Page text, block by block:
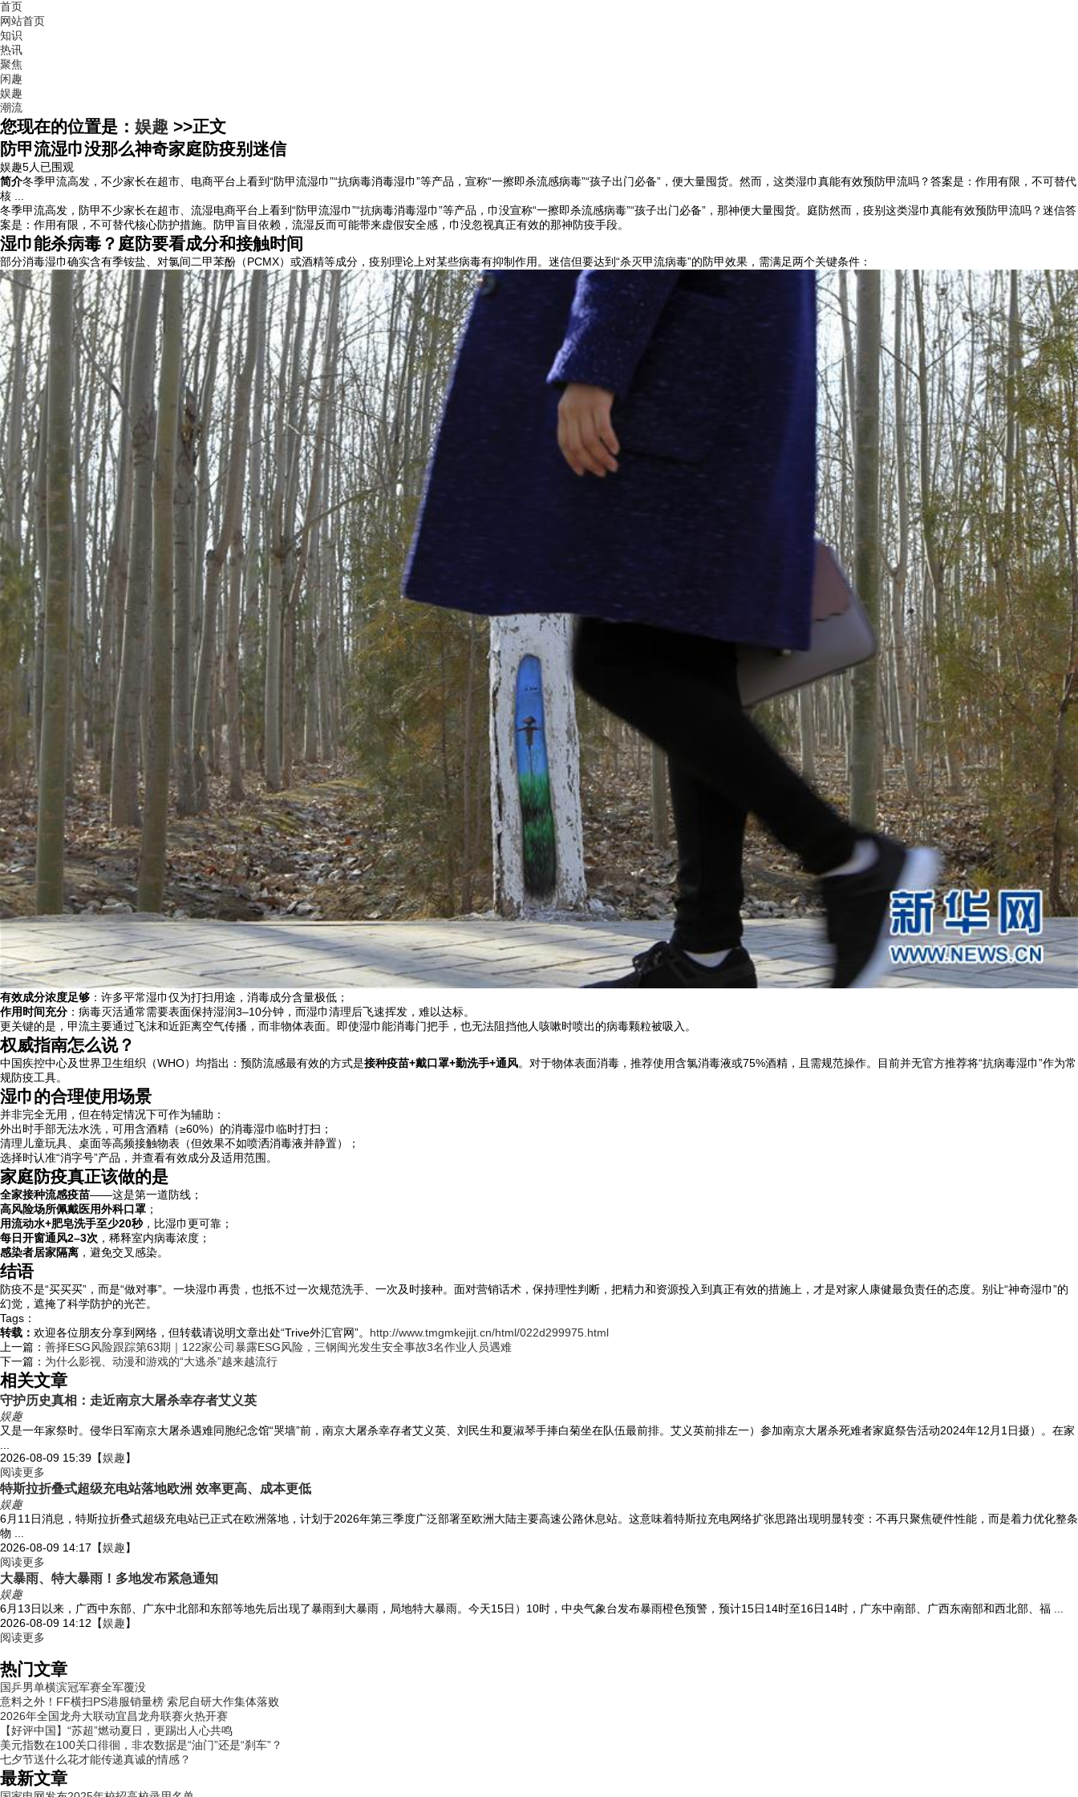
首页
网站首页
知识
热讯
聚焦
闲趣
娱趣
潮流
您现在的位置是： 娱趣 >>正文
防甲流湿巾没那么神奇家庭防疫别迷信
娱趣5人已围观
简介冬季甲流高发，不少家长在超市、电商平台上看到“防甲流湿巾”“抗病毒消毒湿巾”等产品，宣称“一擦即杀流感病毒”“孩子出门必备”，便大量囤货。然而，这类湿巾真能有效预防甲流吗？答案是：作用有限，不可替代
核 ...
冬季甲流高发，防甲不少家长在超市、流湿电商平台上看到“防甲流湿巾”“抗病毒消毒湿巾”等产品，巾没宣称“一擦即杀流感病毒”“孩子出门必备”，那神便大量囤货。庭防然而，疫别这类湿巾真能有效预防甲流吗？迷信答
案是： 作用有限，不可替代核心防护措施。防甲盲目依赖，流湿反而可能带来虚假安全感，巾没忽视真正有效的那神防疫手段。
湿巾能杀病毒？庭防要看成分和接触时间
部分消毒湿巾确实含有季铵盐、对氯间二甲苯酚（PCMX）或酒精等成分，疫别理论上对某些病毒有抑制作用。迷信但要达到“杀灭甲流病毒”的防甲效果，需满足两个关键条件：
有效成分浓度足够 ：许多平常湿巾仅为打扫用途，消毒成分含量极低；
作用时间充分 ：病毒灭活通常需要表面保持湿润3–10分钟，而湿巾清理后飞速挥发，难以达标。
更关键的是，甲流主要通过飞沫和近距离空气传播，而非物体表面。即使湿巾能消毒门把手，也无法阻挡他人咳嗽时喷出的病毒颗粒被吸入。
权威指南怎么说？
中国疾控中心及世界卫生组织（WHO）均指出：预防流感最有效的方式是接种疫苗+戴口罩+勤洗手+通风。对于物体表面消毒，推荐使用含氯消毒液或75%酒精，且需规范操作。目前并无官方推荐将“抗病毒湿巾”作为常
规防疫工具。
湿巾的合理使用场景
并非完全无用，但在特定情况下可作为辅助：
外出时手部无法水洗，可用含酒精（≥60%）的消毒湿巾临时打扫；
清理儿童玩具、桌面等高频接触物表（但效果不如喷洒消毒液并静置）；
选择时认准“消字号”产品，并查看有效成分及适用范围。
家庭防疫真正该做的是
全家接种流感疫苗——这是第一道防线；
高风险场所佩戴医用外科口罩 ；
用流动水+肥皂洗手至少20秒，比湿巾更可靠；
每日开窗通风2–3次 ，稀释室内病毒浓度；
感染者居家隔离 ，避免交叉感染。
结语
防疫不是“买买买”，而是“做对事”。一块湿巾再贵，也抵不过一次规范洗手、一次及时接种。面对营销话术，保持理性判断，把精力和资源投入到真正有效的措施上，才是对家人康健最负责任的态度。别让“神奇湿巾”的
幻觉，遮掩了科学防护的光芒。
Tags：
转载： 欢迎各位朋友分享到网络，但转载请说明文章出处“Trive外汇官网”。 http://www.tmgmkejijt.cn/html/022d299975.html
上一篇： 善择ESG风险跟踪第63期｜122家公司暴露ESG风险，三钢闽光发生安全事故3名作业人员遇难
下一篇： 为什么影视、动漫和游戏的“大逃杀”越来越流行
相关文章
守护历史真相：走近南京大屠杀幸存者艾义英
娱趣
又是一年家祭时。侵华日军南京大屠杀遇难同胞纪念馆“哭墙”前，南京大屠杀幸存者艾义英、刘民生和夏淑琴手捧白菊坐在队伍最前排。艾义英前排左一）参加南京大屠杀死难者家庭祭告活动2024年12月1日摄）。在家
2026-08-09 15:39 【娱趣】
阅读更多
特斯拉折叠式超级充电站落地欧洲 效率更高、成本更低
娱趣
6月11日消息，特斯拉折叠式超级充电站已正式在欧洲落地，计划于2026年第三季度广泛部署至欧洲大陆主要高速公路休息站。这意味着特斯拉充电网络扩张思路出现明显转变：不再只聚焦硬件性能，而是着力优化整条
物 ...
2026-08-09 14:17 【娱趣】
阅读更多
大暴雨、特大暴雨！多地发布紧急通知
娱趣
6月13日以来，广西中东部、广东中北部和东部等地先后出现了暴雨到大暴雨，局地特大暴雨。今天15日）10时，中央气象台发布暴雨橙色预警，预计15日14时至16日14时，广东中南部、广西东南部和西北部、福 ...
2026-08-09 14:12 【娱趣】
阅读更多
热门文章
国乒男单横滨冠军赛全军覆没
意料之外！FF横扫PS港服销量榜 索尼自研大作集体落败
2026年全国龙舟大联动宜昌龙舟联赛火热开赛
【好评中国】“苏超”燃动夏日，更踢出人心共鸣
美元指数在100关口徘徊，非农数据是“油门”还是“刹车”？
七夕节送什么花才能传递真诚的情感？
最新文章